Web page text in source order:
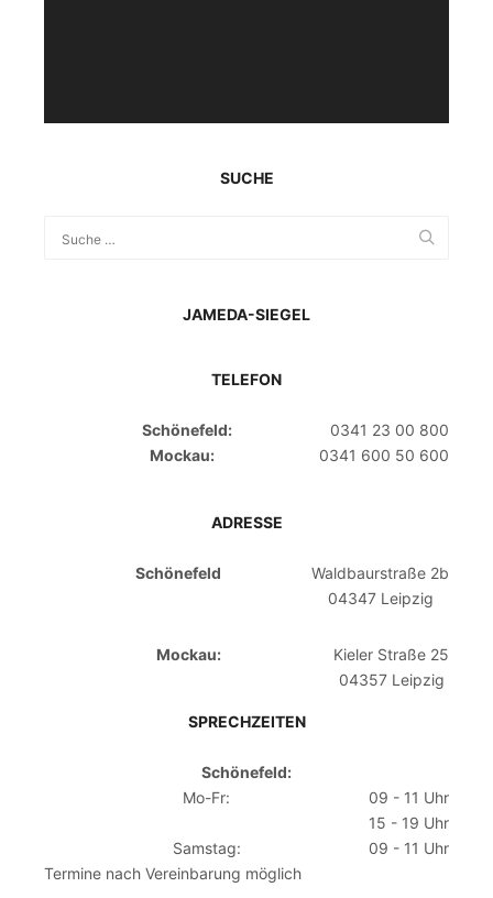
SUCHE
JAMEDA-SIEGEL
TELEFON
Schönefeld:
0341 23 00 800
Mockau:
0341 600 50 600
ADRESSE
Schönefeld
Waldbaurstraße 2b
04347 Leipzig
Mockau:
Kieler Straße 25
04357 Leipzig
SPRECHZEITEN
Schönefeld:
Mo-Fr:
09 - 11 Uhr
15 - 19 Uhr
Samstag:
09 - 11 Uhr
Termine nach Vereinbarung möglich